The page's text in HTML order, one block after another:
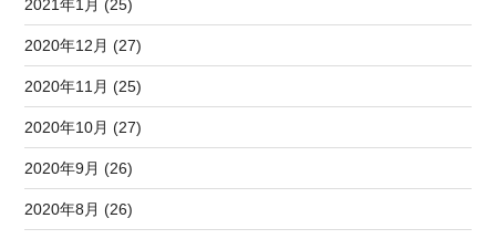
2021年1月 (25)
2020年12月 (27)
2020年11月 (25)
2020年10月 (27)
2020年9月 (26)
2020年8月 (26)